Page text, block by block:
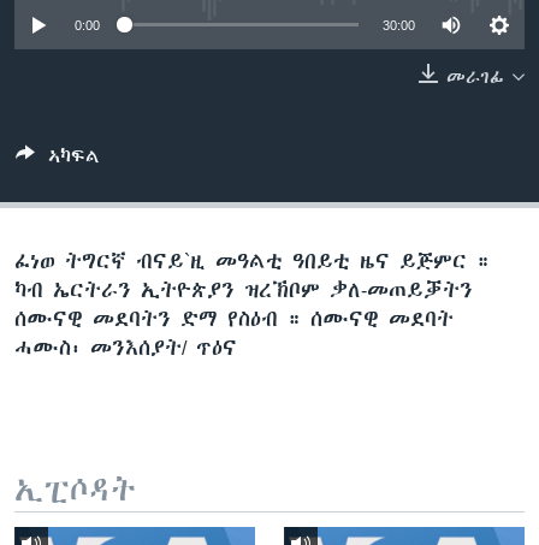
ቂሔ ጽልሚ
ቋንቋታት
0:00 30:00
መራገፊ
ኣካፍል
ፈነወ ትግርኛ ብናይ`ዚ መዓልቲ ዓበይቲ ዜና ይጅምር ።
ካብ ኤርትራን ኢትዮጵያን ዝረኽቦም ቃለ-መጠይቓትን
ሰሙናዊ መደባትን ድማ የስዕብ ። ሰሙናዊ መደባት
ሓሙስ፡ መንእሰያት/ ጥዕና
ኢፒሶዳት